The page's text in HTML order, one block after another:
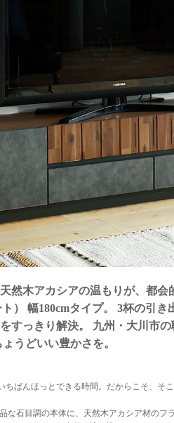
然木アカシアの温もりが、都
） 幅180cmタイプ。 3杯の引
すっきり解決。 九州・大川市
うどいい豊かさを。
ちばんほっとできる時間。だからこそ、そ
な石目調の本体に、天然木アカシア材のフ